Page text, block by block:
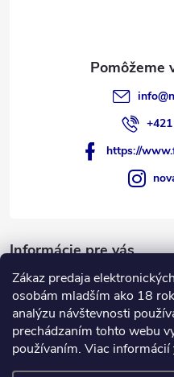
Zákaz predaja
osobám mladším ako 18
analýzu návštevnosti
prechádzaním tohto webu
používaním. Viac informácií
Informácie pre vás
Nákupný košík
0
info@
https://